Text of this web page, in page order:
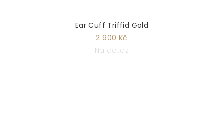
Ear Cuff Triffid Gold
2 900 Kč
Na dotaz